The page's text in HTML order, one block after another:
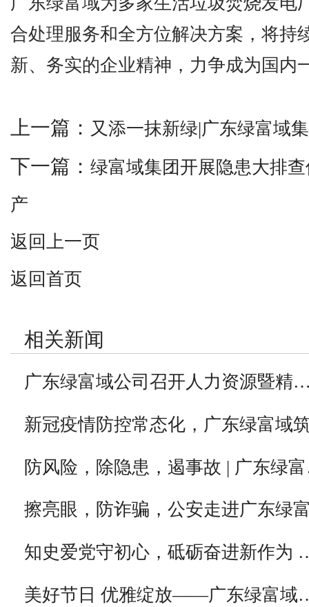
合处理服务和全方位解决方案，将持
新、务实的企业精神，力争成为国内
上一篇： 又添一抹新绿|广东绿富域
下一篇： 绿富域集团开展隐患大排
产
返回上一页
返回首页
相关新闻
广东绿富域公司召开人力资源暨精
新冠疫情防控常态化，广东绿富域
防风险，除隐患，遏事故 | 广东绿
擦亮眼，防诈骗，公安走进广东绿
知史爱党守初心，砥砺奋进新作为
美好节日 优雅绽放——广东绿富域